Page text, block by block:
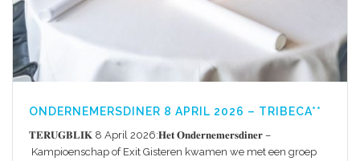
ONDERNEMERSDINER 8 APRIL 2026 – TRIBECA**
𝐓𝐄𝐑𝐔𝐆𝐁𝐋𝐈𝐊 8 April 2026:𝐇𝐞𝐭 𝐎𝐧𝐝𝐞𝐫𝐧𝐞𝐦𝐞𝐫𝐬𝐝𝐢𝐧𝐞𝐫 –
Kampioenschap of Exit Gisteren kwamen we met een groep